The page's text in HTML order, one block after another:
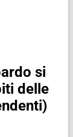
si
delle